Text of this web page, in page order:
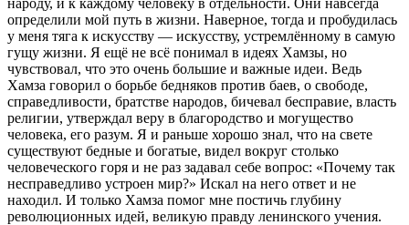
определили мой путь в жизни. Наверное, тогда и пробудилась
у меня тяга к искусству — искусству, устремлённому в самую
гущу жизни. Я ещё не всё понимал в идеях Хамзы, но
чувствовал, что это очень большие и важные идеи. Ведь
Хамза говорил о борьбе бедняков против баев, о свободе,
справедливости, братстве народов, бичевал бесправие, власть
религии, утверждал веру в благородство и могущество
человека, его разум. Я и раньше хорошо знал, что на свете
существуют бедные и богатые, видел вокруг столько
человеческого горя и не раз задавал себе вопрос: «Почему так
несправедливо устроен мир?» Искал на него ответ и не
находил. И только Хамза помог мне постичь глубину
революционных идей, великую правду ленинского учения.